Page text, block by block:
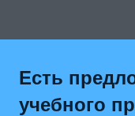
Есть
учебного